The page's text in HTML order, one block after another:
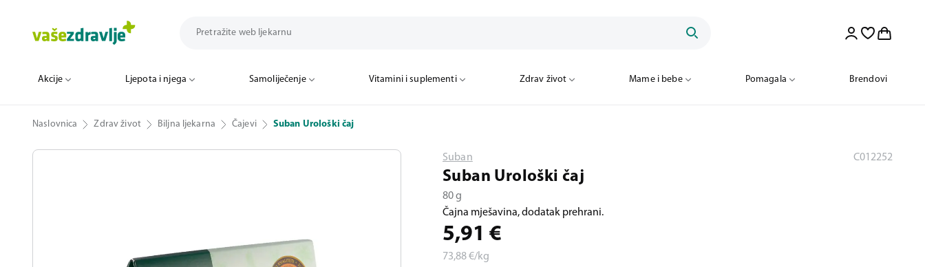
Akcije Ljepota i njega Samoliječenje Vitamini i suplementi Zdrav život Mame i bebe Pomagala Brendovi
Naslovnica Zdrav život Biljna ljekarna Čajevi Suban Urološki čaj
Suban C012252
Suban Urološki čaj
80 g
Čajna mješavina, dodatak prehrani.
5,91 €
73,88€/kg